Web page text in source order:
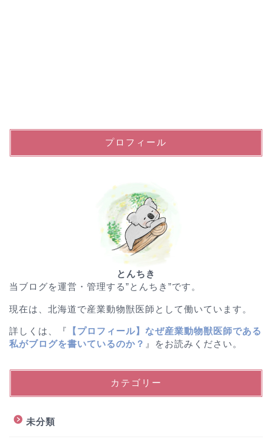
プロフィール
とんちき
当ブログを運営・管理する”とんちき”です。
現在は、北海道で産業動物獣医師として働いています。
詳しくは、『
【プロフィール】なぜ産業動物獣医師である
私がブログを書いているのか？ 』をお読みください。
カテゴリー
未分類